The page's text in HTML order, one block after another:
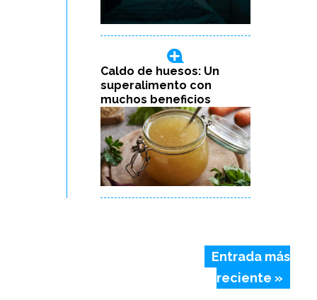
Caldo de huesos: Un
superalimento con
muchos beneficios
Entrada más
reciente »